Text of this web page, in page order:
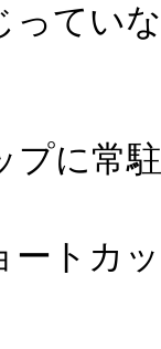
ってい
プに常
ートカ